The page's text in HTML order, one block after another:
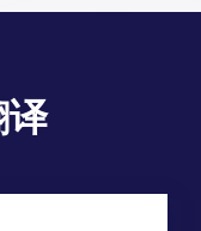
译